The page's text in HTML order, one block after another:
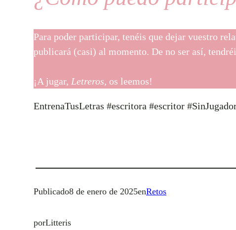
Para poder participar, tenéis que dejar vuestro
publicará (casi) al momento. De no ser así,
¡A jugar, Letreros, os leemos!
EntrenaTusLetras #escritora #escritor
Publicado8 de enero de 2025enRetos
porLitteris